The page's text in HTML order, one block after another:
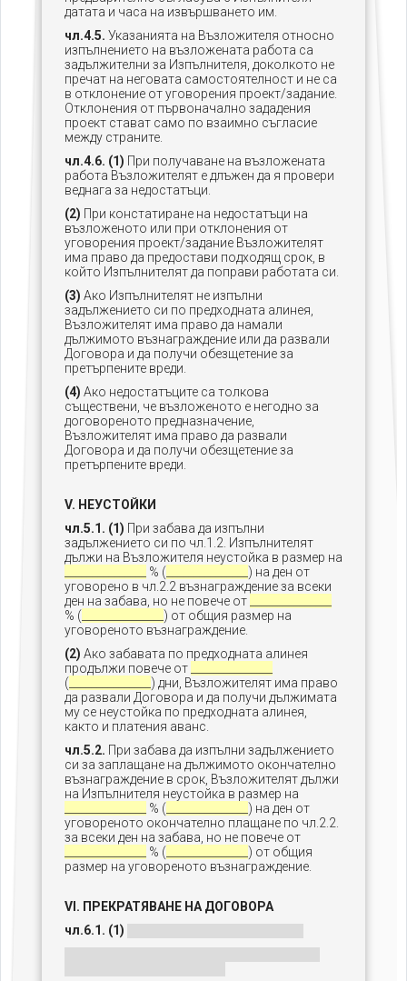
датата и часа на извършването им.
чл.4.5. Указанията на Възложителя относно
изпълнението на възложената работа са
задължителни за Изпълнителя, доколкото не
пречат на неговата самостоятелност и не са
в отклонение от уговорения проект/задание.
Отклонения от първоначално зададения
проект стават само по взаимно съгласие
между страните.
чл.4.6. (1) При получаване на възложената
работа Възложителят е длъжен да я провери
веднага за недостатъци.
(2) При констатиране на недостатъци на
възложеното или при отклонения от
уговорения проект/задание Възложителят
има право да предостави подходящ срок, в
който Изпълнителят да поправи работата си.
(3) Ако Изпълнителят не изпълни
задължението си по предходната алинея,
Възложителят има право да намали
дължимото възнаграждение или да развали
Договора и да получи обезщетение за
претърпените вреди.
(4) Ако недостатъците са толкова
съществени, че възложеното е негодно за
договореното предназначение,
Възложителят има право да развали
Договора и да получи обезщетение за
претърпените вреди.
V. НЕУСТОЙКИ
чл.5.1. (1) При забава да изпълни
задължението си по чл.1.2. Изпълнителят
дължи на Възложителя неустойка в размер на
% (
) на ден от
уговорено в чл.2.2 възнаграждение за всеки
ден на забава, но не повече от
% (
) от общия размер на
уговореното възнаграждение.
(2) Ако забавата по предходната алинея
продължи повече от
(
) дни, Възложителят има право
да развали Договора и да получи дължимата
му се неустойка по предходната алинея,
както и платения аванс.
чл.5.2. При забава да изпълни задължението
си за заплащане на дължимото окончателно
възнаграждение в срок, Възложителят дължи
на Изпълнителя неустойка в размер на
% (
) на ден от
уговореното окончателно плащане по чл.2.2.
за всеки ден на забава, но не повече от
% (
) от общия
размер на уговореното възнаграждение.
VI. ПРЕКРАТЯВАНЕ НА ДОГОВОРА
чл.6.1. (1)